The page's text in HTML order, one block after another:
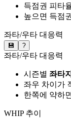
득점권 피타
높으면 득점
좌타/우타 대응력
💾 ?
좌타/우타 대응력
시즌별 좌타
좌우 차이가
한쪽에 약하
WHIP 추이